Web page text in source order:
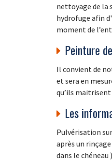
nettoyage de la
hydrofuge afin
moment de
Peinture
Il convient de
et sera en
qu’ils
Les
Pulvérisation
après un
dans le